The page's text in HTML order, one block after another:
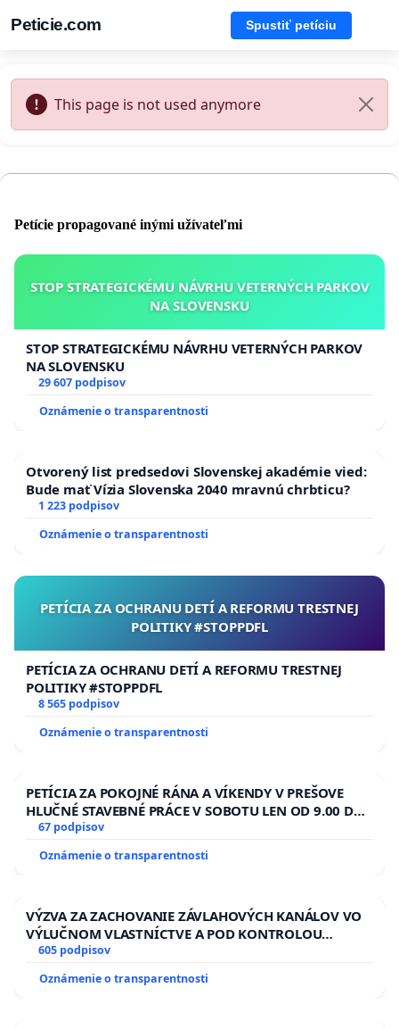
Peticie.com Spustiť petíciu
This page is not used anymore
Petície propagované inými užívateľmi
STOP STRATEGICKÉMU NÁVRHU VETERNÝCH PARKOV
NA SLOVENSKU
STOP STRATEGICKÉMU NÁVRHU VETERNÝCH PARKOV
NA SLOVENSKU
29 607 podpisov
Oznámenie o transparentnosti
Otvorený list predsedovi Slovenskej akadémie vied:
Bude mať Vízia Slovenska 2040 mravnú chrbticu?
1 223 podpisov
Oznámenie o transparentnosti
PETÍCIA ZA OCHRANU DETÍ A REFORMU TRESTNEJ
POLITIKY #STOPPDFL
PETÍCIA ZA OCHRANU DETÍ A REFORMU TRESTNEJ
POLITIKY #STOPPDFL
8 565 podpisov
Oznámenie o transparentnosti
PETÍCIA ZA POKOJNÉ RÁNA A VÍKENDY V PREŠOVE
HLUČNÉ STAVEBNÉ PRÁCE V SOBOTU LEN OD 9.00 DO
13.00 HOD., CEZ PRACOVNÝ TÝŽDEŇ CIEĽ 8.00 – 18.00
HOD. A PRAVIDELNÁ KONTROLA STAVBY C-AREA NA
ĎUMBIERSKEJ/MAGU
67 podpisov
Oznámenie o transparentnosti
VÝZVA ZA ZACHOVANIE ZÁVLAHOVÝCH KANÁLOV VO
VÝLUČNOM VLASTNÍCTVE A POD KONTROLOU
SLOVENSKEJ REPUBLIKY & žiadosť na riešenie
zanedbaného stavu závlahových a odvodňovacích
kanálov na Slovensku
605 podpisov
Oznámenie o transparentnosti